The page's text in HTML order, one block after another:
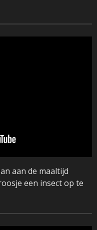
aan de maaltijd
een insect op te